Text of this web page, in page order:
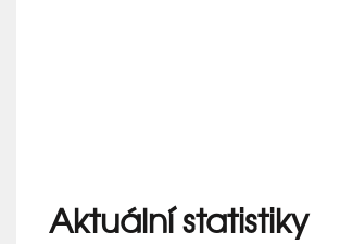
Aktuální statistiky